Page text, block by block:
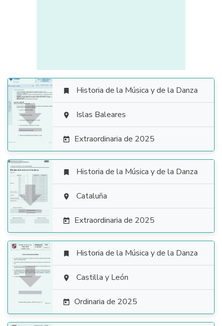

 Historia de la Música y de la Danza
 Islas Baleares
 Extraordinaria de 2025

 Historia de la Música y de la Danza
 Cataluña
 Extraordinaria de 2025

 Historia de la Música y de la Danza
 Castilla y León
 Ordinaria de 2025